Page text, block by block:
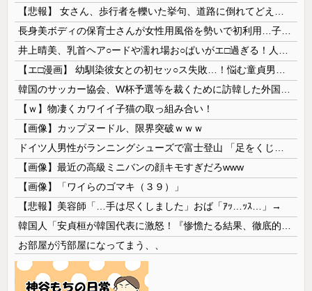
【ｗ】物凄くカワイイ子猫の取っ組み合い！
【画像】カップヌードル、限界突破ｗｗｗ
【画像】最近の高級ミニバンの顔キモすぎだろwww
【画像】「ワイらのゴマキ（３９）」
【悲報】美容師「…手は尽くしました」おば「ｱｯ…ｯｽ…」→
お部屋が汚部屋になってまう、、